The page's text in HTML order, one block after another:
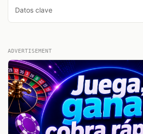
Datos clave
ADVERTISEMENT